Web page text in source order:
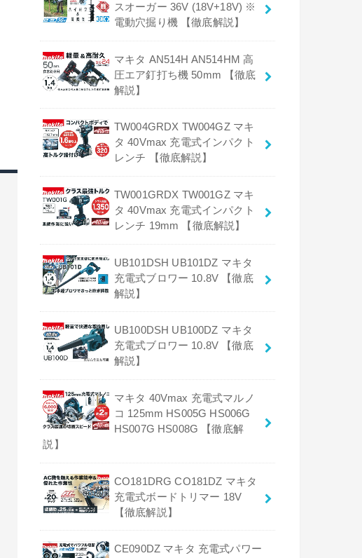
スオーガー 36V (18V+18V) ※
電動穴掘り機 【徹底解説】
マキタ AN514H AN514HM 高
圧エア釘打ち機 50mm 【徹底
解説】
TW004GRDX TW004GZ マキ
タ 40Vmax 充電式インパクト
レンチ 【徹底解説】
TW001GRDX TW001GZ マキ
タ 40Vmax 充電式インパクト
レンチ 19mm 【徹底解説】
UB101DSH UB101DZ マキタ
充電式ブロワー 10.8V 【徹底
解説】
UB100DSH UB100DZ マキタ
充電式ブロワー 10.8V 【徹底
解説】
マキタ 40Vmax 充電式マルノ
コ 125mm HS005G HS006G
HS007G HS008G 【徹底解
説】
CO181DRG CO181DZ マキタ
充電式ボードトリマー 18V
【徹底解説】
CE090DZ マキタ 充電式パワー